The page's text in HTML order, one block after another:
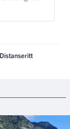
Distanseritt